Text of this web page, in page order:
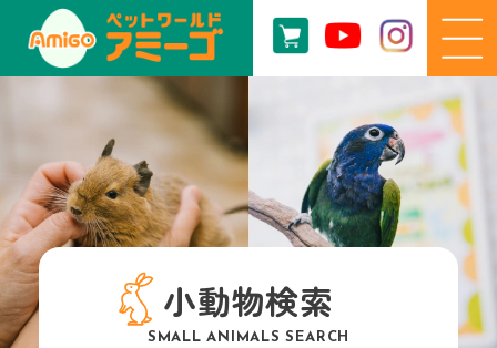
小動物検索
SMALL ANIMALS SEARCH